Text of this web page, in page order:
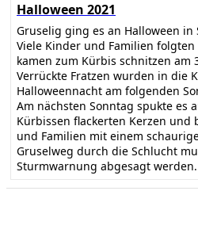
Halloween 2021
Gruselig ging es an Halloween in
Viele Kinder und Familien
kamen zum Kürbis schnitzen am
Verrückte Fratzen wurden in die
Halloweennacht am folgenden
Am nächsten Sonntag spukte es
Kürbissen flackerten Kerzen und
und Familien mit einem
Gruselweg durch die Schlucht
Sturmwarnung abgesagt